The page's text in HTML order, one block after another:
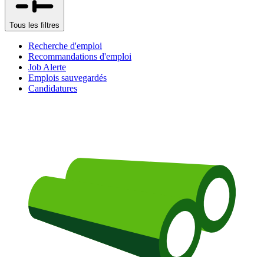
Tous les filtres
Recherche d'emploi
Recommandations d'emploi
Job Alerte
Emplois sauvegardés
Candidatures